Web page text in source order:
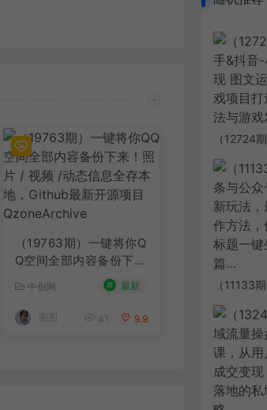
（19763期）一键将你Q
Q空间全部内容备份下
来！照片 / 视频 /动态信
息全存本地，Github最
新开源项目 QzoneArch
ive
中创网 # 最新
41 9.9
（12724
运用/小游
造/矩阵打
行人
（11133
法，最高
法，仅需
键生成单